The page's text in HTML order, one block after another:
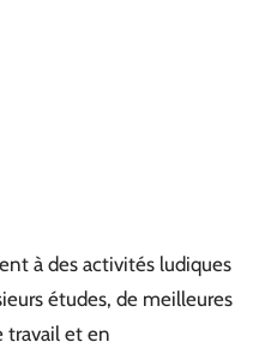
à des activités ludiques
études, de meilleures
travail et en